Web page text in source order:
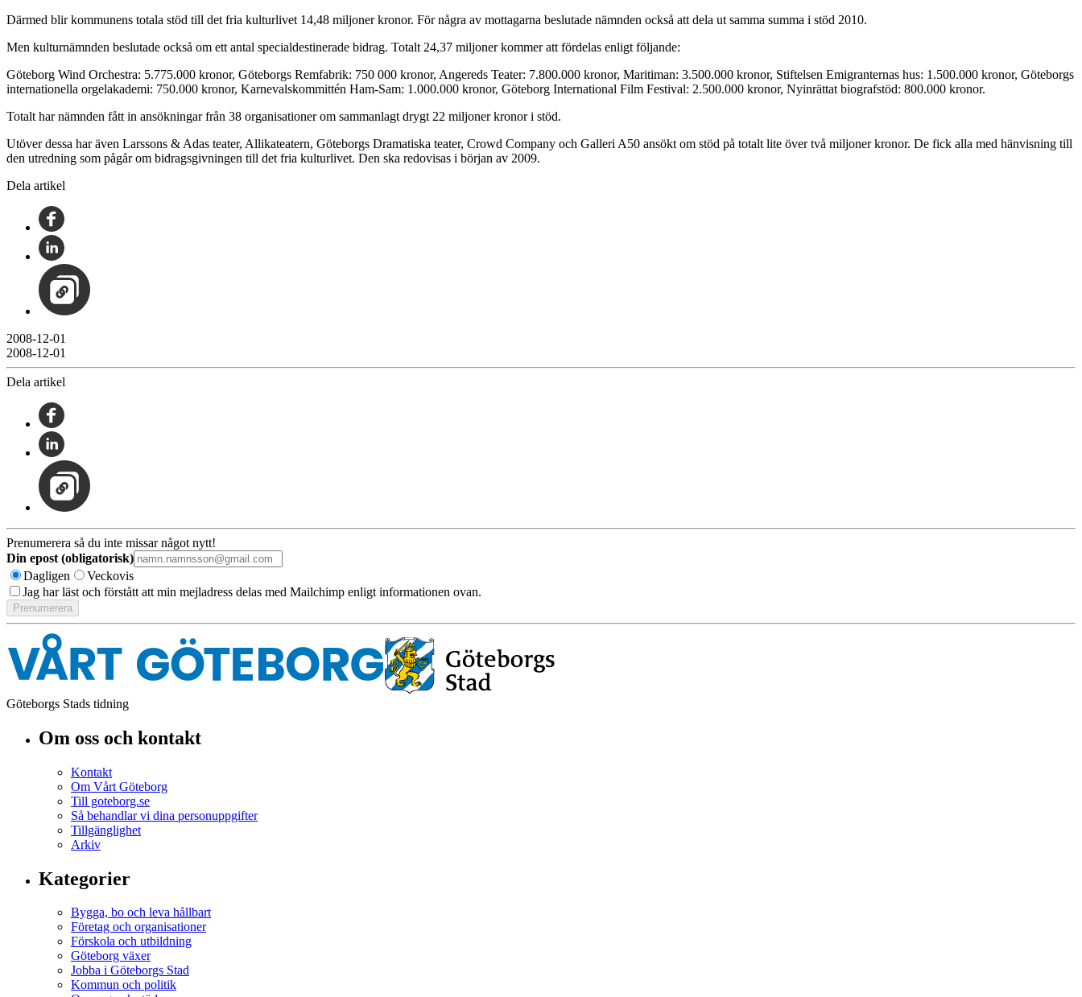
Därmed blir kommunens totala stöd till det fria kulturlivet 14,48 miljoner kronor. För några av mottagarna beslutade nämnden också att dela ut samma summa i stöd 2010.
Men kulturnämnden beslutade också om ett antal specialdestinerade bidrag. Totalt 24,37 miljoner kommer att fördelas enligt följande:
Göteborg Wind Orchestra: 5.775.000 kronor, Göteborgs Remfabrik: 750 000 kronor, Angereds Teater: 7.800.000 kronor, Maritiman: 3.500.000 kronor, Stiftelsen Emigranternas hus: 1.500.000 kronor, Göteborgs
internationella orgelakademi: 750.000 kronor, Karnevalskommittén Ham-Sam: 1.000.000 kronor, Göteborg International Film Festival: 2.500.000 kronor, Nyinrättat biografstöd: 800.000 kronor.
Totalt har nämnden fått in ansökningar från 38 organisationer om sammanlagt drygt 22 miljoner kronor i stöd.
Utöver dessa har även Larssons & Adas teater, Allikateatern, Göteborgs Dramatiska teater, Crowd Company och Galleri A50 ansökt om stöd på totalt lite över två miljoner kronor. De fick alla med hänvisning till
den utredning som pågår om bidragsgivningen till det fria kulturlivet. Den ska redovisas i början av 2009.
Dela artikel
2008-12-01
2008-12-01
Dela artikel
Prenumerera så du inte missar något nytt!
Din epost (obligatorisk)
Dagligen
Veckovis
Jag har läst och förstått att min mejladress delas med Mailchimp enligt informationen ovan.
Göteborgs Stads tidning
Om oss och kontakt
Kontakt
Om Vårt Göteborg
Till goteborg.se
Så behandlar vi dina personuppgifter
Tillgänglighet
Arkiv
Kategorier
Bygga, bo och leva hållbart
Företag och organisationer
Förskola och utbildning
Göteborg växer
Jobba i Göteborgs Stad
Kommun och politik